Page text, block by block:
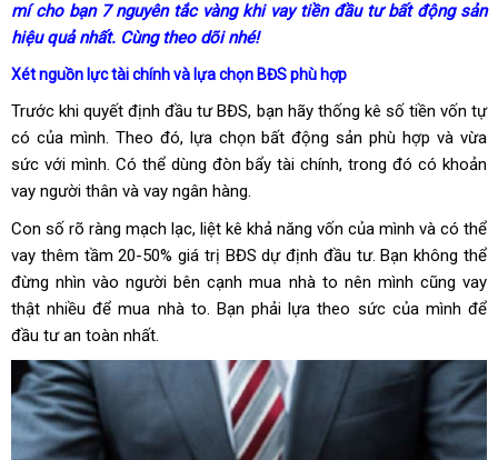
mí cho bạn 7 nguyên tắc vàng khi vay tiền đầu tư bất động sản
hiệu quả nhất. Cùng theo dõi nhé!
Xét nguồn lực tài chính và lựa chọn BĐS phù hợp
Trước khi quyết định đầu tư BĐS, bạn hãy thống kê số tiền vốn tự
có của mình. Theo đó, lựa chọn bất động sản phù hợp và vừa
sức với mình. Có thể dùng đòn bẩy tài chính, trong đó có khoản
vay người thân và vay ngân hàng.
Con số rõ ràng mạch lạc, liệt kê khả năng vốn của mình và có thể
vay thêm tầm 20-50% giá trị BĐS dự định đầu tư. Bạn không thể
đừng nhìn vào người bên cạnh mua nhà to nên mình cũng vay
thật nhiều để mua nhà to. Bạn phải lựa theo sức của mình để
đầu tư an toàn nhất.